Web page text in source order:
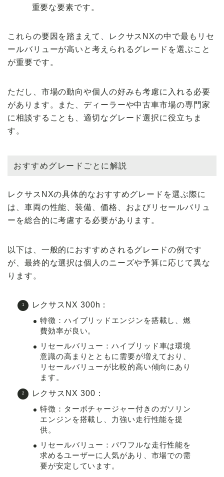
重要な要素です。
これらの要因を踏まえて、レクサスNXの中で最もリセ
ールバリューが高いと考えられるグレードを選ぶこと
が重要です。
ただし、市場の動向や個人の好みも考慮に入れる必要
があります。また、ディーラーや中古車市場の専門家
に相談することも、適切なグレード選択に役立ちま
す。
おすすめグレードごとに解説
レクサスNXの具体的なおすすめグレードを選ぶ際に
は、車両の性能、装備、価格、およびリセールバリュ
ーを総合的に考慮する必要があります。
以下は、一般的におすすめされるグレードの例です
が、最終的な選択は個人のニーズや予算に応じて異な
ります。
レクサスNX 300h ：
特徴 ：ハイブリッドエンジンを搭載し、燃
費効率が良い。
リセールバリュー ：ハイブリッド車は環境
意識の高まりとともに需要が増えており、
リセールバリューが比較的高い傾向にあり
ます。
レクサスNX 300 ：
特徴 ：ターボチャージャー付きのガソリン
エンジンを搭載し、力強い走行性能を提
供。
リセールバリュー ：パワフルな走行性能を
求めるユーザーに人気があり、市場での需
要が安定しています。